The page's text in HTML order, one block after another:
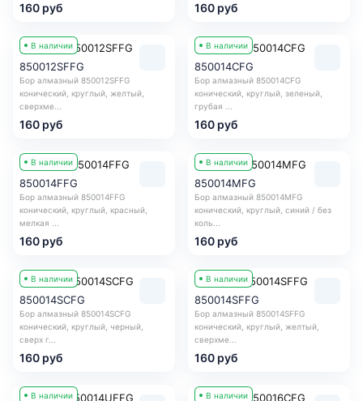
160 руб 160 руб
В наличии
850012SFFG
Бор алмазный 850012SFFG
конический, круглый, желтый,
сверхме...
160 руб
В наличии
850014CFG
Бор алмазный 850014CFG
конический, круглый, зеленый,
грубая ...
160 руб
В наличии
850014FFG
Бор алмазный 850014FFG
конический, круглый, красный,
мелкая ...
160 руб
В наличии
850014MFG
Бор алмазный 850014MFG
конический, круглый, синий / без
коль...
160 руб
В наличии
850014SCFG
Бор алмазный 850014SCFG
конический, круглый, черный,
сверх г...
160 руб
В наличии
850014SFFG
Бор алмазный 850014SFFG
конический, круглый, желтый,
сверхме...
160 руб
В наличии В наличии